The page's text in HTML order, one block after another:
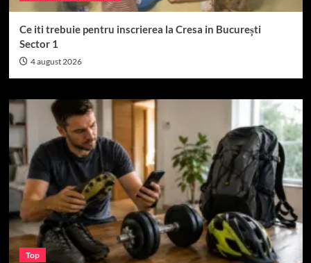
Ce iti trebuie pentru inscrierea la Cresa in București
Sector 1
4 august 2026
Top